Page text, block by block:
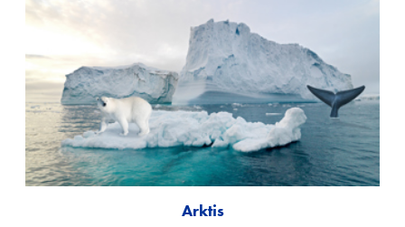
Arktis